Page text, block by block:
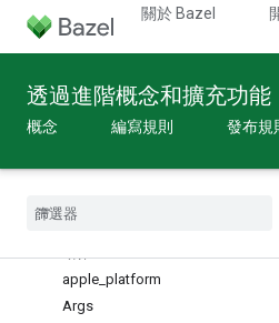
關於 Bazel
透過進階概念和擴充功
概念 編寫規則 發布規
建構 API
全域函式
設定片段
內建類型
動作
apple platform
Args